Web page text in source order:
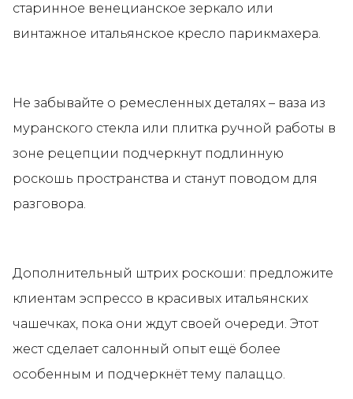
старинное венецианское зеркало или
винтажное итальянское кресло парикмахера.
Не забывайте о ремесленных деталях – ваза из
муранского стекла или плитка ручной работы в
зоне рецепции подчеркнут подлинную
роскошь пространства и станут поводом для
разговора.
Дополнительный штрих роскоши: предложите
клиентам эспрессо в красивых итальянских
чашечках, пока они ждут своей очереди. Этот
жест сделает салонный опыт ещё более
особенным и подчеркнёт тему палаццо.